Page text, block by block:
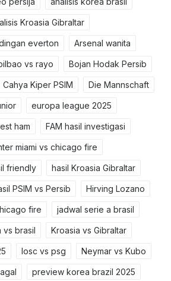
Kroasia Gibraltar
everton Arsenal wanita
vs rayo Bojan Hodak Persib
Cahya Kiper PSIM Die Mannschaft
europa league 2025
ham FAM hasil investigasi
miami vs chicago fire
friendly hasil Kroasia Gibraltar
PSIM vs Persib Hirving Lozano
fire jadwal serie a brasil
vs brasil Kroasia vs Gibraltar
losc vs psg Neymar vs Kubo
preview korea brazil 2025